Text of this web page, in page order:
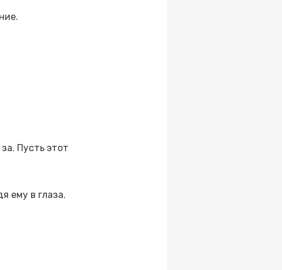
Пусть этот
ему в глаза.